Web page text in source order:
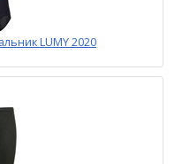
LUMY 2020